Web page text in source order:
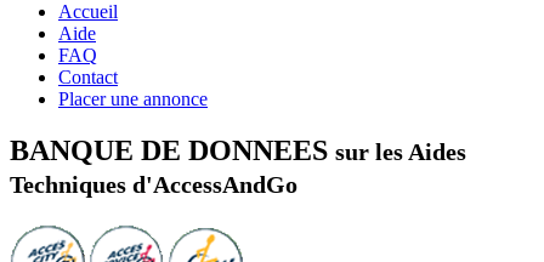
Accueil
Aide
FAQ
Contact
Placer une annonce
BANQUE DE DONNEES sur les Aides
Techniques d'AccessAndGo